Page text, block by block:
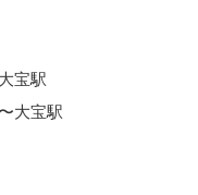
宝駅
大宝駅